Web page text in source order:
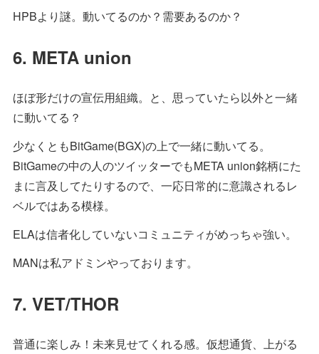
HPBより謎。動いてるのか？需要あるのか？
6. META union
ほぼ形だけの宣伝用組織。と、思っていたら以外と一緒
に動いてる？
少なくともBitGame(BGX)の上で一緒に動いてる。
BitGameの中の人のツイッターでもMETA union銘柄にた
まに言及してたりするので、一応日常的に意識されるレ
ベルではある模様。
ELAは信者化していないコミュニティがめっちゃ強い。
MANは私アドミンやっております。
7. VET/THOR
普通に楽しみ！未来見せてくれる感。仮想通貨、上がる